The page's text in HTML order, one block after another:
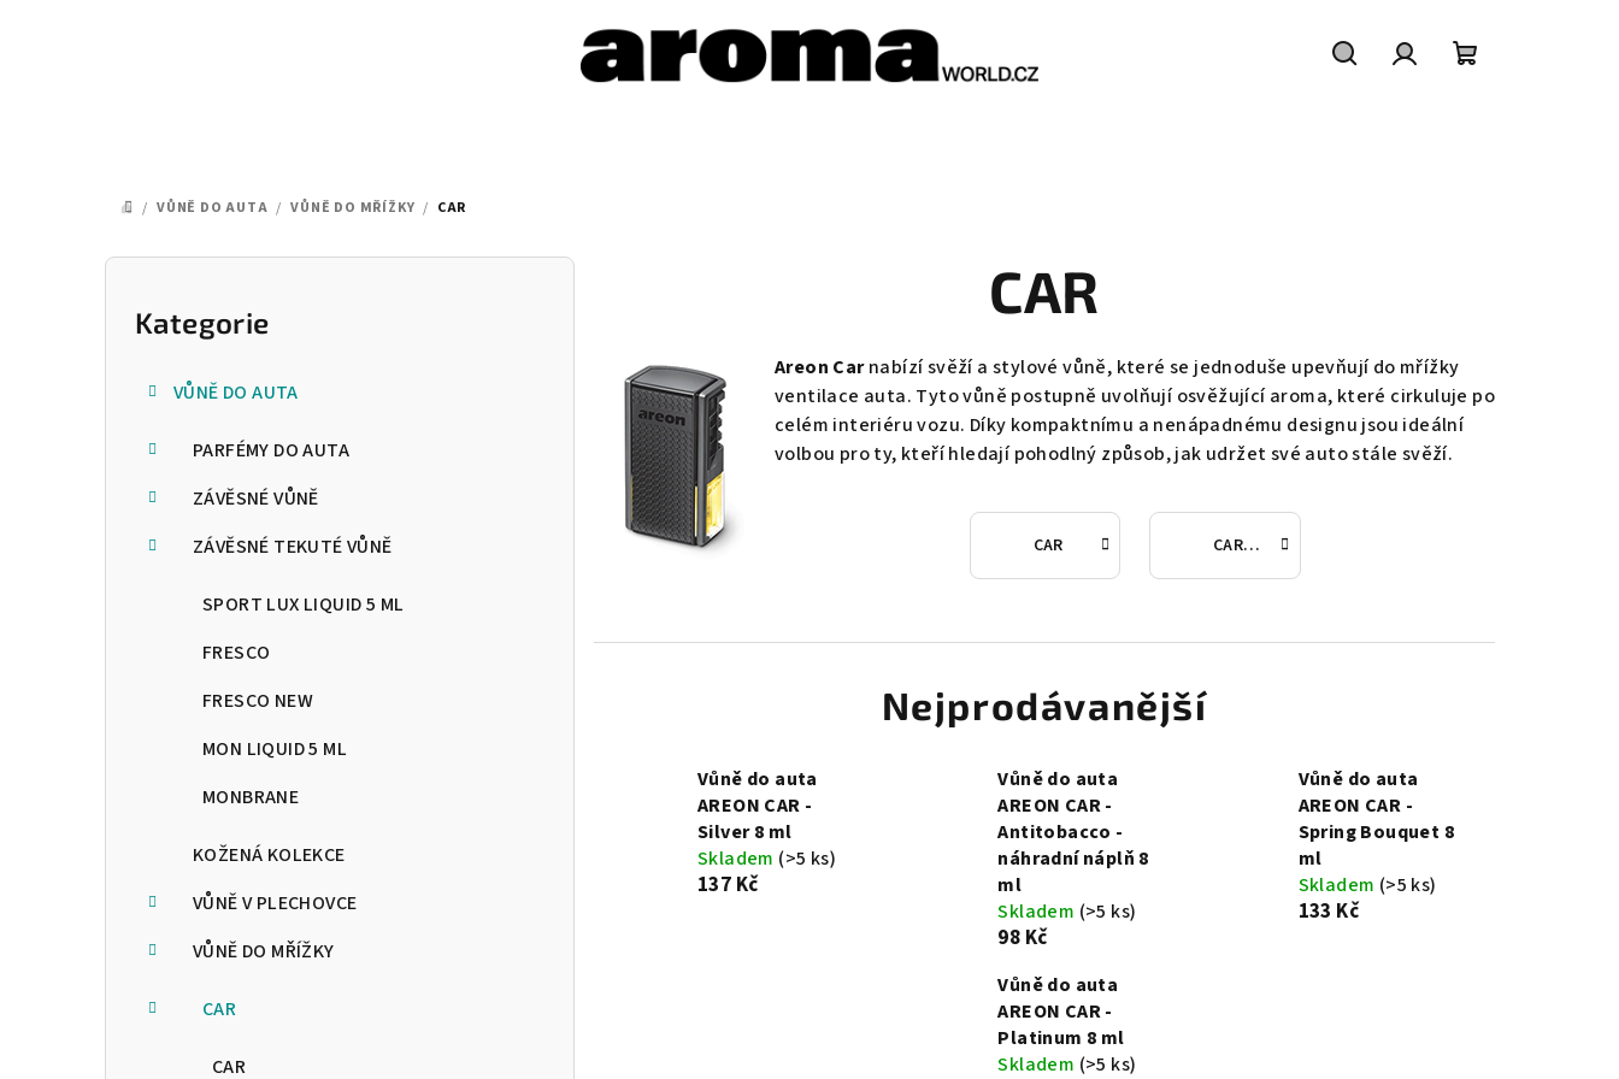
DOMŮ
/ VŮNĚ DO AUTA / VŮNĚ DO MŘÍŽKY / CAR
P
Přeskočit
kategorie
Kategorie
VŮNĚ DO AUTA
PARFÉMY DO AUTA
ZÁVĚSNÉ VŮNĚ
ZÁVĚSNÉ TEKUTÉ VŮNĚ
SPORT LUX LIQUID 5 ML
FRESCO
FRESCO NEW
MON LIQUID 5 ML
MONBRANE
KOŽENÁ KOLEKCE
VŮNĚ V PLECHOVCE
VŮNĚ DO MŘÍŽKY
CAR
CAR
CAR
Areon Carnabízí svěží a stylové vůně, které se jednoduše upevňují do mřížky
ventilace auta. Tyto vůně postupně uvolňují osvěžující aroma, které cirkuluje po
celém interiéru vozu. Díky kompaktnímu a nenápadnému designu jsou ideální
volbou pro ty, kteří hledají pohodlný způsob, jak udržet své auto stále svěží.
CAR CAR náplně
Nejprodávanější
Vůně do auta
AREON CAR -
Silver 8 ml
Skladem (>5 ks)
137 Kč
Vůně do auta
AREON CAR -
Antitobacco -
náhradní náplň 8
ml
Skladem (>5 ks)
98 Kč
Vůně do auta
AREON CAR -
Spring Bouquet 8
ml
Skladem (>5 ks)
133 Kč
Vůně do auta
AREON CAR -
Platinum 8 ml
Skladem (>5 ks)